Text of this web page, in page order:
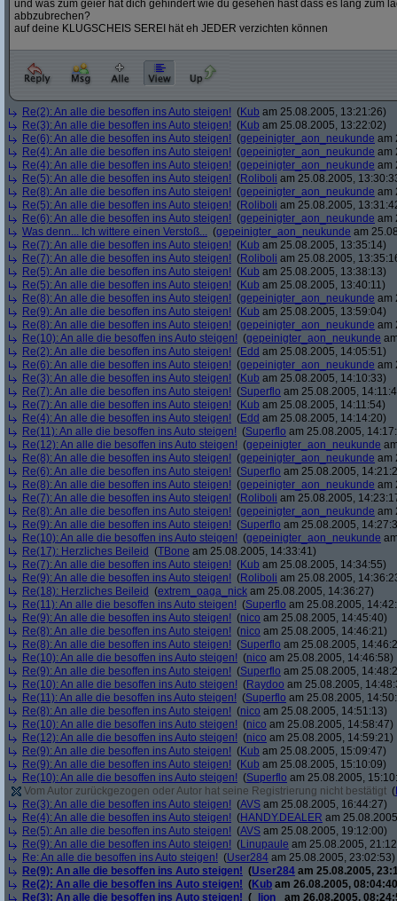
und was zum geier hat dich gehindert wie du gesehen hast dass es lang zum
abbzubrechen?
auf deine KLUGSCHEIS SEREI hät eh JEDER verzichten können
Re(2): An alle die besoffen ins Auto steigen! (Kub am 25.08.2005, 13:21:26)
Re(3): An alle die besoffen ins Auto steigen! (Kub am 25.08.2005, 13:22:02)
Re(6): An alle die besoffen ins Auto steigen! (gepeinigter_aon_neukunde am
Re(4): An alle die besoffen ins Auto steigen! (gepeinigter_aon_neukunde am
Re(4): An alle die besoffen ins Auto steigen! (gepeinigter_aon_neukunde am
Re(5): An alle die besoffen ins Auto steigen! (Roliboli am 25.08.2005,
Re(8): An alle die besoffen ins Auto steigen! (gepeinigter_aon_neukunde am
Re(5): An alle die besoffen ins Auto steigen! (Roliboli am 25.08.2005,
Re(6): An alle die besoffen ins Auto steigen! (gepeinigter_aon_neukunde am
Was denn... Ich wittere einen Verstoß... (gepeinigter_aon_neukunde am
Re(7): An alle die besoffen ins Auto steigen! (Kub am 25.08.2005, 13:35:14)
Re(7): An alle die besoffen ins Auto steigen! (Roliboli am 25.08.2005,
Re(5): An alle die besoffen ins Auto steigen! (Kub am 25.08.2005, 13:38:13)
Re(5): An alle die besoffen ins Auto steigen! (Kub am 25.08.2005, 13:40:11)
Re(8): An alle die besoffen ins Auto steigen! (gepeinigter_aon_neukunde am
Re(9): An alle die besoffen ins Auto steigen! (Kub am 25.08.2005, 13:59:04)
Re(8): An alle die besoffen ins Auto steigen! (gepeinigter_aon_neukunde am
Re(10): An alle die besoffen ins Auto steigen! (gepeinigter_aon_neukunde
Re(2): An alle die besoffen ins Auto steigen! (Edd am 25.08.2005, 14:05:51)
Re(6): An alle die besoffen ins Auto steigen! (gepeinigter_aon_neukunde am
Re(3): An alle die besoffen ins Auto steigen! (Kub am 25.08.2005, 14:10:33)
Re(7): An alle die besoffen ins Auto steigen! (Superflo am 25.08.2005,
Re(7): An alle die besoffen ins Auto steigen! (Kub am 25.08.2005, 14:11:54)
Re(4): An alle die besoffen ins Auto steigen! (Edd am 25.08.2005, 14:14:20)
Re(11): An alle die besoffen ins Auto steigen! (Superflo am 25.08.2005,
Re(12): An alle die besoffen ins Auto steigen! (gepeinigter_aon_neukunde
Re(8): An alle die besoffen ins Auto steigen! (gepeinigter_aon_neukunde am
Re(6): An alle die besoffen ins Auto steigen! (Superflo am 25.08.2005,
Re(8): An alle die besoffen ins Auto steigen! (gepeinigter_aon_neukunde am
Re(7): An alle die besoffen ins Auto steigen! (Roliboli am 25.08.2005,
Re(8): An alle die besoffen ins Auto steigen! (gepeinigter_aon_neukunde am
Re(9): An alle die besoffen ins Auto steigen! (Superflo am 25.08.2005,
Re(10): An alle die besoffen ins Auto steigen! (gepeinigter_aon_neukunde
Re(17): Herzliches Beileid (TBone am 25.08.2005, 14:33:41)
Re(7): An alle die besoffen ins Auto steigen! (Kub am 25.08.2005, 14:34:55)
Re(9): An alle die besoffen ins Auto steigen! (Roliboli am 25.08.2005,
Re(18): Herzliches Beileid (extrem_oaga_nick am 25.08.2005, 14:36:27)
Re(11): An alle die besoffen ins Auto steigen! (Superflo am 25.08.2005,
Re(9): An alle die besoffen ins Auto steigen! (nico am 25.08.2005, 14:45:40)
Re(8): An alle die besoffen ins Auto steigen! (nico am 25.08.2005, 14:46:21)
Re(8): An alle die besoffen ins Auto steigen! (Superflo am 25.08.2005,
Re(10): An alle die besoffen ins Auto steigen! (nico am 25.08.2005, 14:46:58)
Re(9): An alle die besoffen ins Auto steigen! (Superflo am 25.08.2005,
Re(10): An alle die besoffen ins Auto steigen! (Raydoo am 25.08.2005,
Re(11): An alle die besoffen ins Auto steigen! (Superflo am 25.08.2005,
Re(8): An alle die besoffen ins Auto steigen! (nico am 25.08.2005, 14:51:13)
Re(10): An alle die besoffen ins Auto steigen! (nico am 25.08.2005, 14:58:47)
Re(12): An alle die besoffen ins Auto steigen! (nico am 25.08.2005, 14:59:21)
Re(9): An alle die besoffen ins Auto steigen! (Kub am 25.08.2005, 15:09:47)
Re(9): An alle die besoffen ins Auto steigen! (Kub am 25.08.2005, 15:10:09)
Re(10): An alle die besoffen ins Auto steigen! (Superflo am 25.08.2005,
Vom Autor zurückgezogen oder Autor hat seine Registrierung nicht bestätigt (
Re(3): An alle die besoffen ins Auto steigen! (AVS am 25.08.2005, 16:44:27)
Re(4): An alle die besoffen ins Auto steigen! (HANDY.DEALER am
Re(5): An alle die besoffen ins Auto steigen! (AVS am 25.08.2005, 19:12:00)
Re(9): An alle die besoffen ins Auto steigen! (Linupaule am 25.08.2005,
Re: An alle die besoffen ins Auto steigen! (User284 am 25.08.2005, 23:02:53)
Re(9): An alle die besoffen ins Auto steigen! (User284 am 25.08.2005,
Re(2): An alle die besoffen ins Auto steigen! (Kub am 26.08.2005,
Re(3): An alle die besoffen ins Auto steigen! ( _lion_
am 26.08.2005,